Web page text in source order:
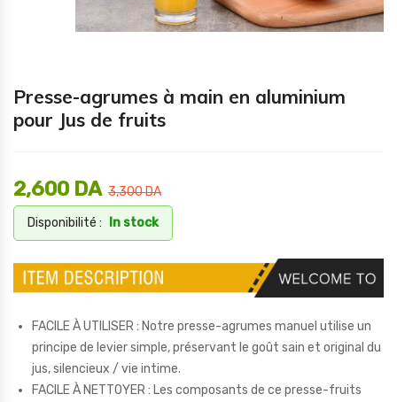
Presse-agrumes à main en aluminium
pour Jus de fruits
3,300DA
2,600 DA
Disponibilité : In stock
FACILE À UTILISER : Notre presse-agrumes manuel utilise un
principe de levier simple, préservant le goût sain et original du
jus, silencieux / vie intime.
FACILE À NETTOYER : Les composants de ce presse-fruits